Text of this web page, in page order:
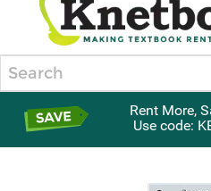
Rent More,
Use code: